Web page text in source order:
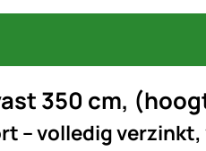
350 cm,
– volledig